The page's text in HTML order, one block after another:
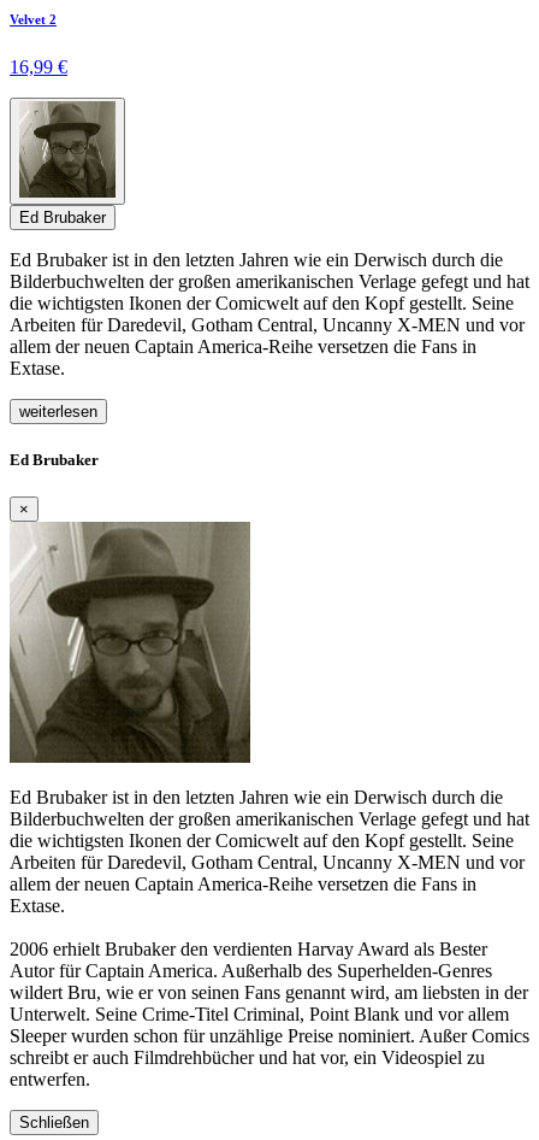
Velvet 2
16,99 €
Ed Brubaker
Ed Brubaker ist in den letzten Jahren wie ein Derwisch durch die
Bilderbuchwelten der großen amerikanischen Verlage gefegt und hat
die wichtigsten Ikonen der Comicwelt auf den Kopf gestellt. Seine
Arbeiten für Daredevil, Gotham Central, Uncanny X-MEN und vor
allem der neuen Captain America-Reihe versetzen die Fans in
Extase.
weiterlesen
Ed Brubaker
×
Ed Brubaker ist in den letzten Jahren wie ein Derwisch durch die
Bilderbuchwelten der großen amerikanischen Verlage gefegt und hat
die wichtigsten Ikonen der Comicwelt auf den Kopf gestellt. Seine
Arbeiten für Daredevil, Gotham Central, Uncanny X-MEN und vor
allem der neuen Captain America-Reihe versetzen die Fans in
Extase.
2006 erhielt Brubaker den verdienten Harvay Award als Bester
Autor für Captain America. Außerhalb des Superhelden-Genres
wildert Bru, wie er von seinen Fans genannt wird, am liebsten in der
Unterwelt. Seine Crime-Titel Criminal, Point Blank und vor allem
Sleeper wurden schon für unzählige Preise nominiert. Außer Comics
schreibt er auch Filmdrehbücher und hat vor, ein Videospiel zu
entwerfen.
Schließen